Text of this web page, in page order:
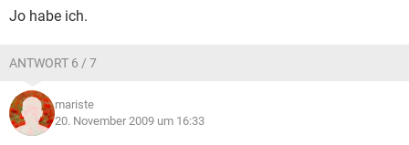
Jo habe ich.
ANTWORT 6 / 7
mariste
20. November 2009 um 16:33